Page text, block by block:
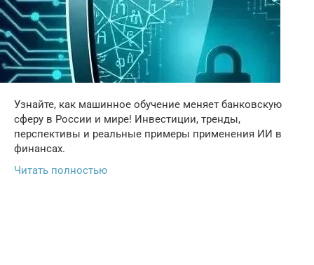
Узнайте, как машинное обучение меняет банковскую
сферу в России и мире! Инвестиции, тренды,
перспективы и реальные примеры применения ИИ в
финансах.
Читать полностью